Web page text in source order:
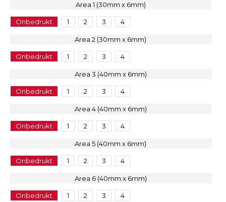
Area 1 (30mm x 6mm)
Onbedrukt 1 2 3 4
Area 2 (30mm x 6mm)
Onbedrukt 1 2 3 4
Area 3 (40mm x 6mm)
Onbedrukt 1 2 3 4
Area 4 (40mm x 6mm)
Onbedrukt 1 2 3 4
Area 5 (40mm x 6mm)
Onbedrukt 1 2 3 4
Area 6 (40mm x 6mm)
Onbedrukt 1 2 3 4